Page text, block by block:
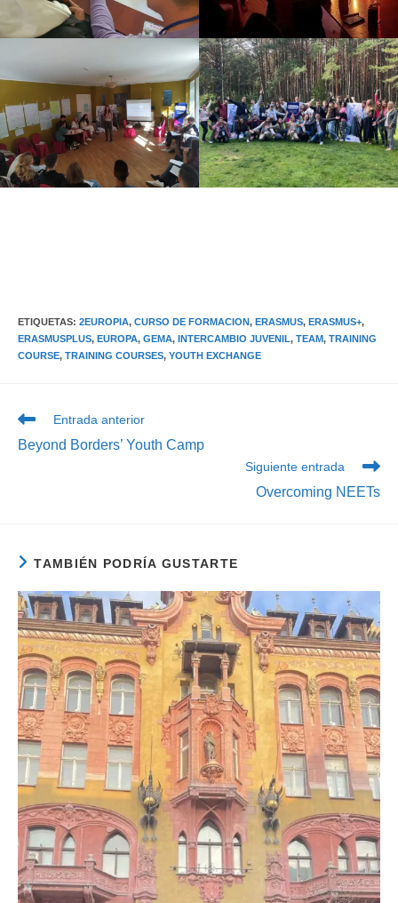
ETIQUETAS: 2EUROPIA, CURSO DE FORMACION, ERASMUS, ERASMUS+,
ERASMUSPLUS, EUROPA, GEMA, INTERCAMBIO JUVENIL, TEAM, TRAINING
COURSE, TRAINING COURSES, YOUTH EXCHANGE
Leer
artículos
Entrada anterior
Beyond Borders’ Youth Camp
Siguiente entrada
Overcoming NEETs
TAMBIÉN PODRÍA GUSTARTE